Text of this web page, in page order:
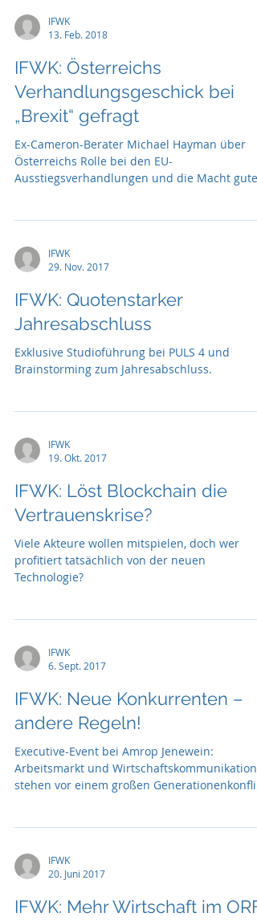
IFWK
13. Feb. 2018
IFWK: Österreichs
Verhandlungsgeschick bei
„Brexit“ gefragt
Ex-Cameron-Berater Michael Hayman über
Österreichs Rolle bei den EU-
Ausstiegsverhandlungen und die Macht guter
IFWK
29. Nov. 2017
IFWK: Quotenstarker
Jahresabschluss
Exklusive Studioführung bei PULS 4 und
Brainstorming zum Jahresabschluss.
IFWK
19. Okt. 2017
IFWK: Löst Blockchain die
Vertrauenskrise?
Viele Akteure wollen mitspielen, doch wer
profitiert tatsächlich von der neuen
Technologie?
IFWK
6. Sept. 2017
IFWK: Neue Konkurrenten –
andere Regeln!
Executive-Event bei Amrop Jenewein:
Arbeitsmarkt und Wirtschaftskommunikation
stehen vor einem großen
IFWK
20. Juni 2017
IFWK: Mehr Wirtschaft im ORF